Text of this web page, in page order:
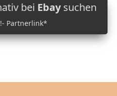
bei Ebaysuchen
Partnerlink*